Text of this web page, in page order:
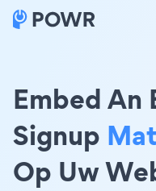
Embed An
Signup
Op Uw